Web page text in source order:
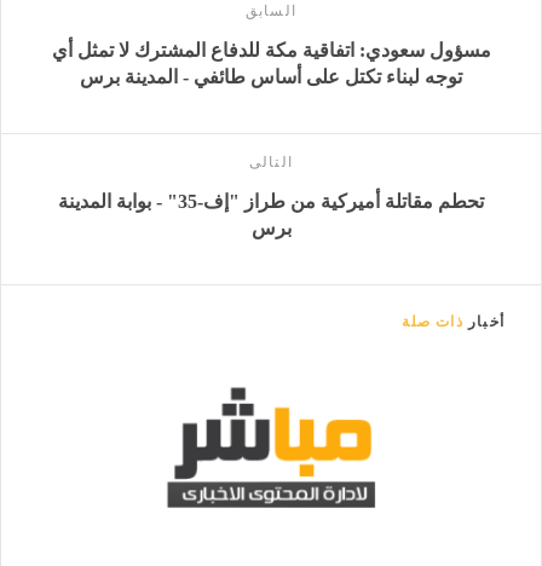
السابق
مسؤول سعودي: اتفاقية مكة للدفاع المشترك لا تمثل أي
توجه لبناء تكتل على أساس طائفي - المدينة برس
التالى
تحطم مقاتلة أميركية من طراز "إف-35" - بوابة المدينة
برس
أخبار ذات صلة